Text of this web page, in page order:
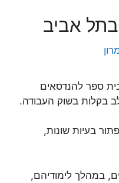
אביב
ספר להנדסאים
בקלות בשוק העבודה.
בעיות שונות,
במהלך לימודיהם,